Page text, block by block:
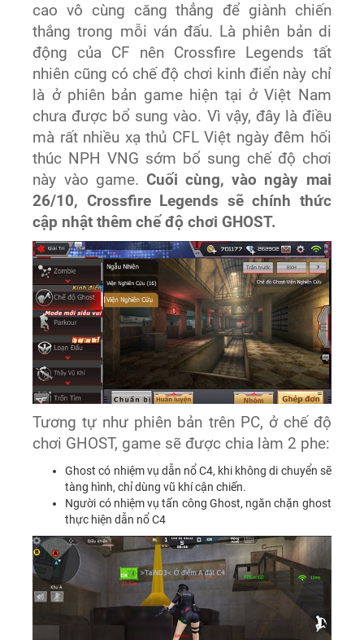
cao vô cùng căng thẳng để giành chiến
thắng trong mỗi ván đấu. Là phiên bản di
động của CF nên Crossfire Legends tất
nhiên cũng có chế độ chơi kinh điển này chỉ
là ở phiên bản game hiện tại ở Việt Nam
chưa được bổ sung vào. Vì vậy, đây là điều
mà rất nhiều xạ thủ CFL Việt ngày đêm hối
thúc NPH VNG sớm bổ sung chế độ chơi
này vào game. Cuối cùng, vào ngày mai
26/10, Crossfire Legends sẽ chính thức
cập nhật thêm chế độ chơi GHOST.
Tương tự như phiên bản trên PC, ở chế độ
chơi GHOST, game sẽ được chia làm 2 phe:
Ghost có nhiệm vụ dẫn nổ C4, khi không di chuyển sẽ
tàng hình, chỉ dùng vũ khí cận chiến.
Người có nhiệm vụ tấn công Ghost, ngăn chặn ghost
thực hiện dẫn nổ C4